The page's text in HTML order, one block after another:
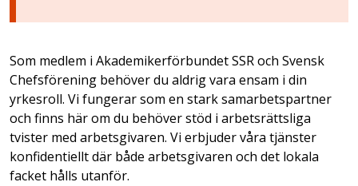
Som medlem i Akademikerförbundet SSR och Svensk
Chefsförening behöver du aldrig vara ensam i din
yrkesroll. Vi fungerar som en stark samarbetspartner
och finns här om du behöver stöd i arbetsrättsliga
tvister med arbetsgivaren. Vi erbjuder våra tjänster
konfidentiellt där både arbetsgivaren och det lokala
facket hålls utanför.